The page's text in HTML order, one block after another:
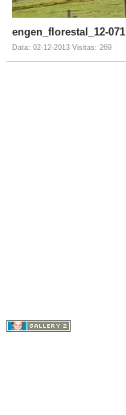
engen_florestal_12-071
Data: 02-12-2013 Visitas: 269